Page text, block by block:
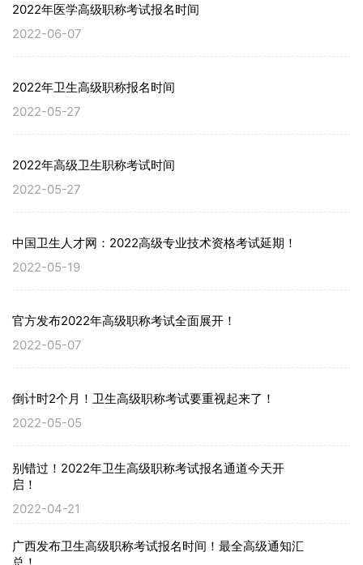
2022年医学高级职称考试报名时间
2022-06-07
2022年卫生高级职称报名时间
2022-05-27
2022年高级卫生职称考试时间
2022-05-27
中国卫生人才网：2022高级专业技术资格考试延期！
2022-05-19
官方发布2022年高级职称考试全面展开！
2022-05-07
倒计时2个月！卫生高级职称考试要重视起来了！
2022-05-05
别错过！2022年卫生高级职称考试报名通道今天开
启！
2022-04-21
广西发布卫生高级职称考试报名时间！最全高级通知汇